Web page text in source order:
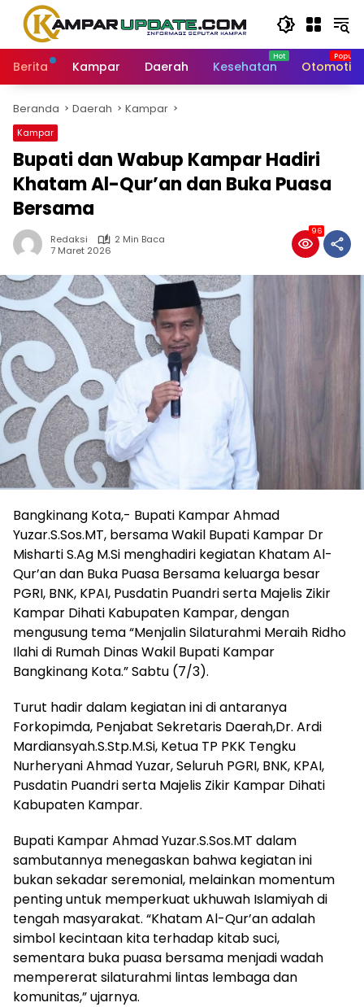
Langsung
konten
Berita
Kampar Daerah Kesehatan Otomotif
Beranda Daerah Kampar
Kampar
Bupati dan Wabup Kampar Hadiri
Khatam Al-Qur’an dan Buka Puasa
Bersama
Redaksi
2 Min Baca
7 Maret 2026
96
Bangkinang Kota,- Bupati Kampar Ahmad
Yuzar.S.Sos.MT, bersama Wakil Bupati Kampar Dr
Misharti S.Ag M.Si menghadiri kegiatan Khatam Al-
Qur’an dan Buka Puasa Bersama keluarga besar
PGRI, BNK, KPAI, Pusdatin Puandri serta Majelis Zikir
Kampar Dihati Kabupaten Kampar, dengan
mengusung tema “Menjalin Silaturahmi Meraih Ridho
Ilahi di Rumah Dinas Wakil Bupati Kampar
Bangkinang Kota.” Sabtu (7/3).
Turut hadir dalam kegiatan ini di antaranya
Forkopimda, Penjabat Sekretaris Daerah,Dr. Ardi
Mardiansyah.S.Stp.M.Si, Ketua TP PKK Tengku
Nurheryani Ahmad Yuzar, Seluruh PGRI, BNK, KPAI,
Pusdatin Puandri serta Majelis Zikir Kampar Dihati
Kabupaten Kampar.
Bupati Kampar Ahmad Yuzar.S.Sos.MT dalam
sambutannya menegaskan bahwa kegiatan ini
bukan sekadar seremonial, melainkan momentum
penting untuk memperkuat ukhuwah Islamiyah di
tengah masyarakat. “Khatam Al-Qur’an adalah
simbol kecintaan kita terhadap kitab suci,
sementara buka puasa bersama menjadi wadah
mempererat silaturahmi lintas lembaga dan
komunitas,” ujarnya.